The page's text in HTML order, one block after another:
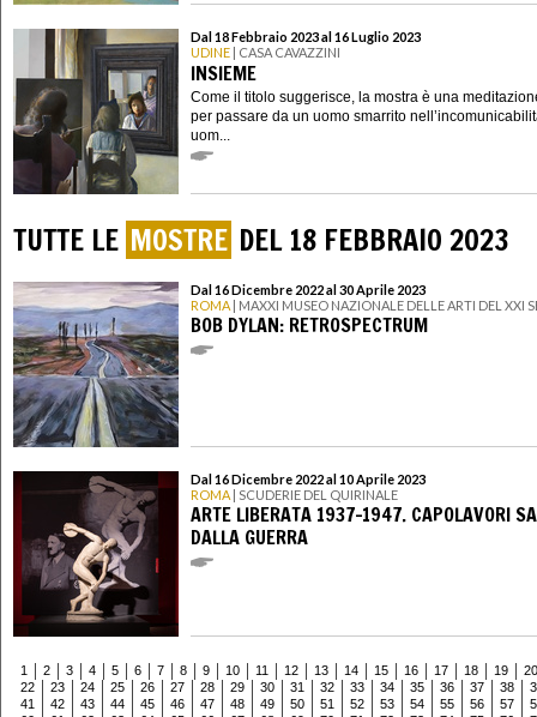
Dal 18 Febbraio 2023 al 16 Luglio 2023
UDINE | CASA CAVAZZINI
INSIEME
Come il titolo suggerisce, la mostra è una
per passare da un uomo smarrito
uom...
TUTTE LE MOSTRE DEL 18 FEBBRAIO 2023
Dal 16 Dicembre 2022 al 30 Aprile 2023
ROMA | MAXXI MUSEO NAZIONALE DELLE ARTI DEL XXI
BOB DYLAN: RETROSPECTRUM
Dal 16 Dicembre 2022 al 10 Aprile 2023
ROMA | SCUDERIE DEL QUIRINALE
ARTE LIBERATA 1937-1947. CAPOLAVORI
DALLA GUERRA
1 2 3 4 5 6 7 8 9 10 11 12 13 14 15 16 17 18 19
20
22
23 24 25 26 27 28 29 30 31 32 33 34 35 36 37 38
41
42 43 44 45 46 47 48 49 50 51 52 53 54 55 56 57